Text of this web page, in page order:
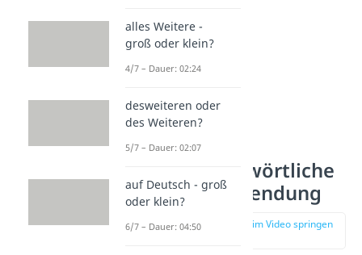
Begleitsatz wörtliche
Rede – Verwendung
zur Stelle im Video springen
alles Weitere -
groß oder klein?
4/7 – Dauer: 02:24
desweiteren oder
des Weiteren?
5/7 – Dauer: 02:07
auf Deutsch - groß
oder klein?
6/7 – Dauer: 04:50